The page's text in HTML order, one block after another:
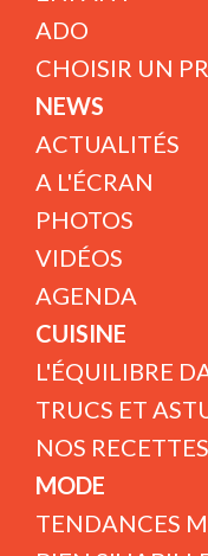
ADO
CHOISIR UN
NEWS
ACTUALITÉS
A L'ÉCRAN
PHOTOS
VIDÉOS
AGENDA
CUISINE
L'ÉQUILIBRE
TRUCS ET
NOS RECETTES
MODE
TENDANCES